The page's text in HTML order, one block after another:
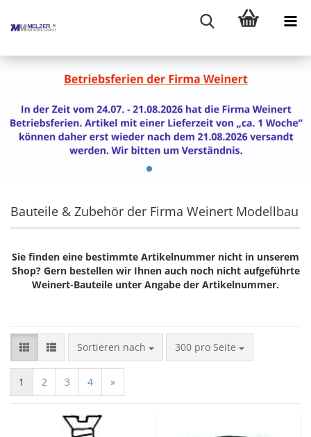
Bauteile & Zubehör der Firma Weinert Modellbau
Sie finden eine bestimmte Artikelnummer nicht in unserem
Shop? Gern bestellen wir Ihnen auch noch nicht aufgeführte
Weinert-Bauteile unter Angabe der Artikelnummer.
Sortieren nach
Sortieren nach 300 pro Seite
pro Seite
1 2 3 4 »